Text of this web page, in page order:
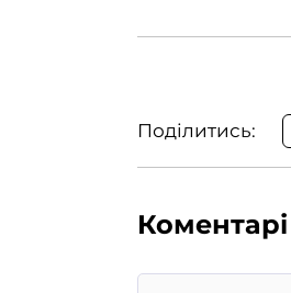
Поділитись:
Коментарі